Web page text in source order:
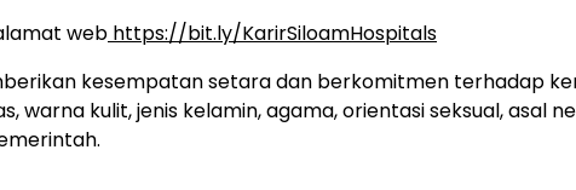
web https://bit.ly/KarirSiloamHospitals
kesempatan setara dan berkomitmen terhadap
kulit, jenis kelamin, agama, orientasi seksual, asal